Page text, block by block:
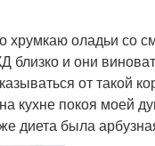
хрумкаю оладьи со
близко и они
от такой
кухне покоя моей
диета была